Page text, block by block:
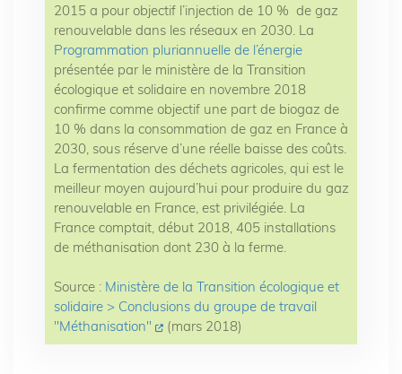
2015 a pour objectif l’injection de 10 % de gaz
renouvelable dans les réseaux en 2030. La
Programmation pluriannuelle de l’énergie
présentée par le ministère de la Transition
écologique et solidaire en novembre 2018
confirme comme objectif une part de biogaz de
10 % dans la consommation de gaz en France à
2030, sous réserve d’une réelle baisse des coûts.
La fermentation des déchets agricoles, qui est le
meilleur moyen aujourd’hui pour produire du gaz
renouvelable en France, est privilégiée. La
France comptait, début 2018, 405 installations
de méthanisation dont 230 à la ferme.
Source : Ministère de la Transition écologique et
solidaire > Conclusions du groupe de travail
"Méthanisation"
(mars 2018)